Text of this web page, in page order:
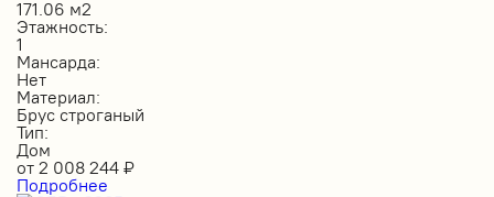
171.06 м2
Этажность:
1
Мансарда:
Нет
Материал:
Брус строганый
Тип:
Дом
от 2 008 244 ₽
Подробнее